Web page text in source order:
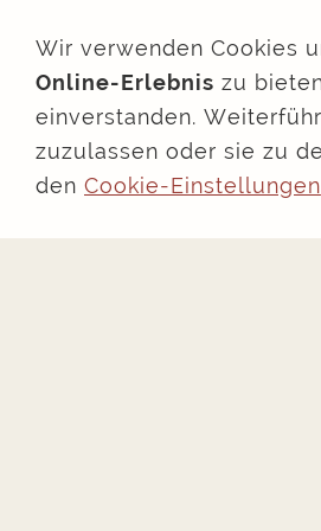
Dauer
Baujahr
Wir verwenden Cookies
Online-Erlebnis zu
einverstanden.
zuzulassen oder sie zu
den Cookie-Einstellungen